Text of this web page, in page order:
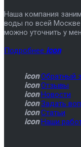
Наша компания
воды по всей
можно уточнить у
Подробнее icon
icon Обратный
icon Отзывы
icon Новости
icon Задать
icon Статьи
icon Наши